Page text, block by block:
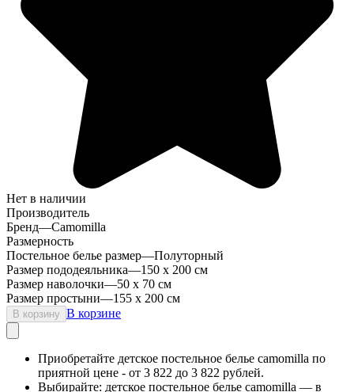
Нет в наличии
Производитель
Бренд—Camomilla
Размерность
Постельное белье размер—Полуторный
Размер пододеяльника—150 х 200 см
Размер наволочки—50 х 70 см
Размер простыни—155 x 200 см
В корзину В корзине
Приобретайте детское постельное белье camomilla по
приятной цене - от 3 822 до 3 822 рублей.
Выбирайте: детское постельное белье camomilla — в